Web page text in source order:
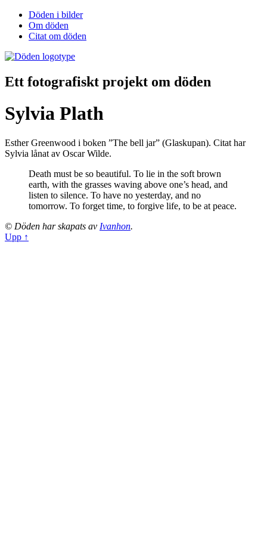
Döden i bilder
Om döden
Citat om döden
Ett fotografiskt projekt om döden
Sylvia Plath
Esther Greenwood i boken ”The bell jar” (Glaskupan). Citat har
Sylvia lånat av Oscar Wilde.
Death must be so beautiful. To lie in the soft brown
earth, with the grasses waving above one’s head, and
listen to silence. To have no yesterday, and no
tomorrow. To forget time, to forgive life, to be at peace.
© Döden har skapats av Ivanhon.
Upp ↑